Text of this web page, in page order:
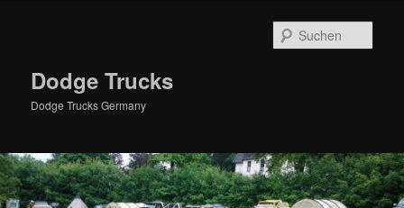
Dodge Trucks
Dodge Trucks Germany